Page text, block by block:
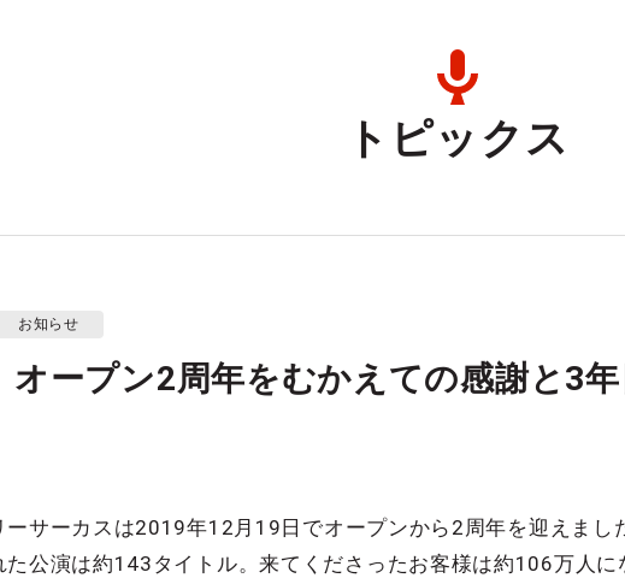
トピックス
お知らせ
オープン2周年をむかえての感謝と3年
ーサーカスは2019年12月19日でオープンから2周年を迎えまし
公演は約143タイトル。来てくださったお客様は約106万人に